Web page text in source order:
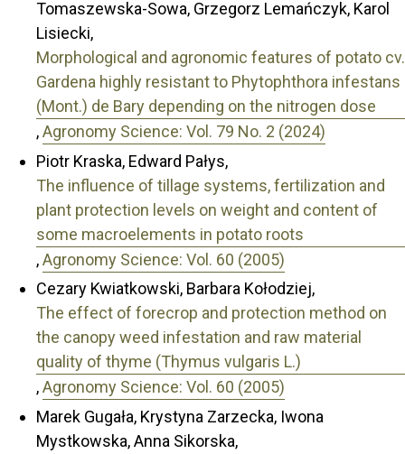
Tomaszewska-Sowa, Grzegorz Lemańczyk, Karol
Lisiecki,
Morphological and agronomic features of potato cv.
Gardena highly resistant to Phytophthora infestans
(Mont.) de Bary depending on the nitrogen dose
,Agronomy Science: Vol. 79 No. 2 (2024)
Piotr Kraska, Edward Pałys,
The influence of tillage systems, fertilization and
plant protection levels on weight and content of
some macroelements in potato roots
,Agronomy Science: Vol. 60 (2005)
Cezary Kwiatkowski, Barbara Kołodziej,
The effect of forecrop and protection method on
the canopy weed infestation and raw material
quality of thyme (Thymus vulgaris L.)
,Agronomy Science: Vol. 60 (2005)
Marek Gugała, Krystyna Zarzecka, Iwona
Mystkowska, Anna Sikorska,